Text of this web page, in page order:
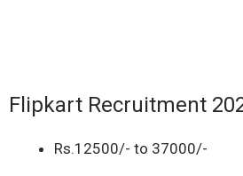
Flipkart Recruitment
Rs.12500/- to 37000/-